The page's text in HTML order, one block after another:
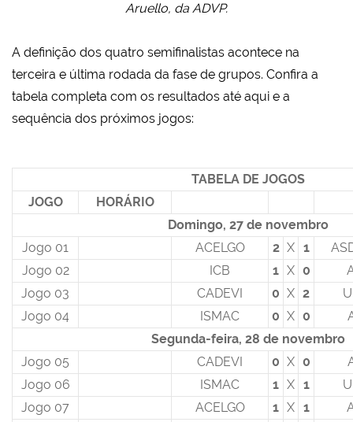
Aruello, da ADVP.
A definição dos quatro semifinalistas acontece na
terceira e última rodada da fase de grupos. Confira a
tabela completa com os resultados até aqui e a
sequência dos próximos jogos:
TABELA DE JOGOS
JOGO
HORÁRIO
Domingo, 27 de novembro
Jogo 01
ACELGO 2 X 1
Jogo 02
ICB 1 X 0
Jogo 03
CADEVI 0 X 2
Jogo 04
ISMAC 0 X 0
Segunda-feira, 28 de novembro
Jogo 05
CADEVI 0 X 0
Jogo 06
ISMAC 1 X 1
Jogo 07
ACELGO 1 X 1